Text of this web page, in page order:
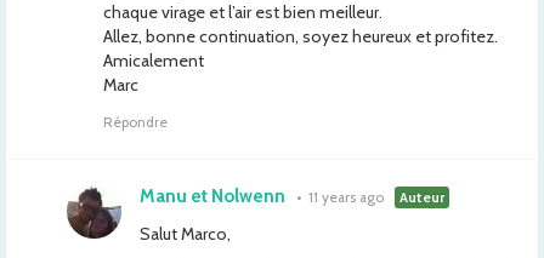
chaque virage et l’air est bien meilleur.
Allez, bonne continuation, soyez heureux et profitez.
Amicalement
Marc
Répondre
Manu et Nolwenn • 11 years ago Auteur
Salut Marco,